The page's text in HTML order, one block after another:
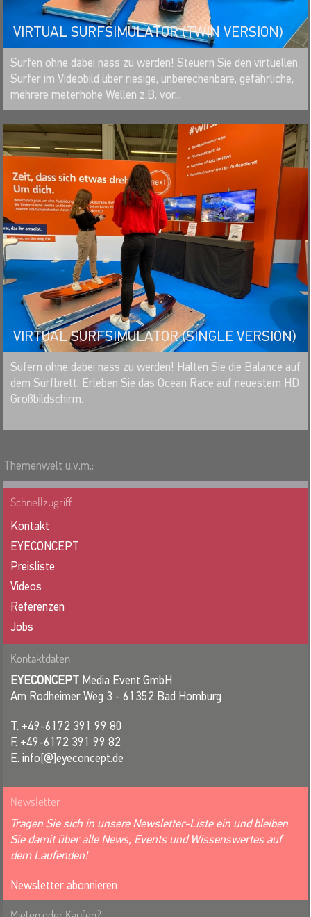
VIRTUAL SURFSIMULATOR (TWIN VERSION)
MERKEN
Surfen ohne dabei nass zu werden! Steuern Sie den virtuellen
Surfer im Videobild über riesige, unberechenbare, gefährliche,
mehrere meterhohe Wellen z.B. vor...
VIRTUAL SURFSIMULATOR (SINGLE VERSION)
MERKEN
Sufern ohne dabei nass zu werden! Halten Sie die Balance auf
dem Surfbrett. Erleben Sie das Ocean Race auf neuestem HD
Großbildschirm.
Themenwelt u.v.m.:
Schnellzugriff
Kontakt
EYECONCEPT
Preisliste
Videos
Referenzen
Jobs
Kontaktdaten
EYECONCEPT Media Event GmbH
Am Rodheimer Weg 3 - 61352 Bad Homburg
T. +49-6172 391 99 80
F. +49-6172 391 99 82
E. info[@]eyeconcept.de
Newsletter
Tragen Sie sich in unsere Newsletter-Liste ein und bleiben
Sie damit über alle News, Events und Wissenswertes auf
dem Laufenden!
Newsletter abonnieren